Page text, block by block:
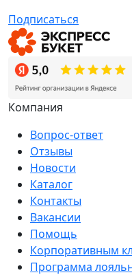
Подписаться
Компания
Вопрос-ответ
Отзывы
Новости
Каталог
Контакты
Вакансии
Помощь
Корпоративным
Программа